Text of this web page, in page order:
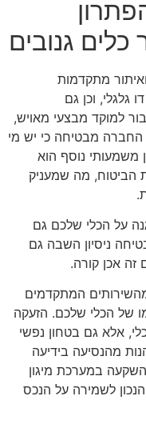
כלים גנובים
מתקדמות
גלגלי, וכן גם
למוקד מבצעי מאויש,
החברה מבטיחה כי יש מי
משמעותי נוסף הוא
הביטוח, מה שמעניק
על הכלי שלכם גם
ניסיון השבה גם
זה אכן קורה.
המתקדמים
של הכלי שלכם. הזעקה
אלא גם בטחון נפשי
מהנסיעה בידיעה
במערכת מיגון
לשמירה על הנכס